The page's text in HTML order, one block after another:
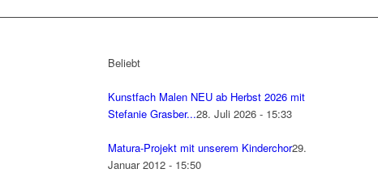
Beliebt
Kunstfach Malen NEU ab Herbst 2026 mit
Stefanie Grasber...28. Juli 2026 - 15:33
Matura-Projekt mit unserem Kinderchor29.
Januar 2012 - 15:50